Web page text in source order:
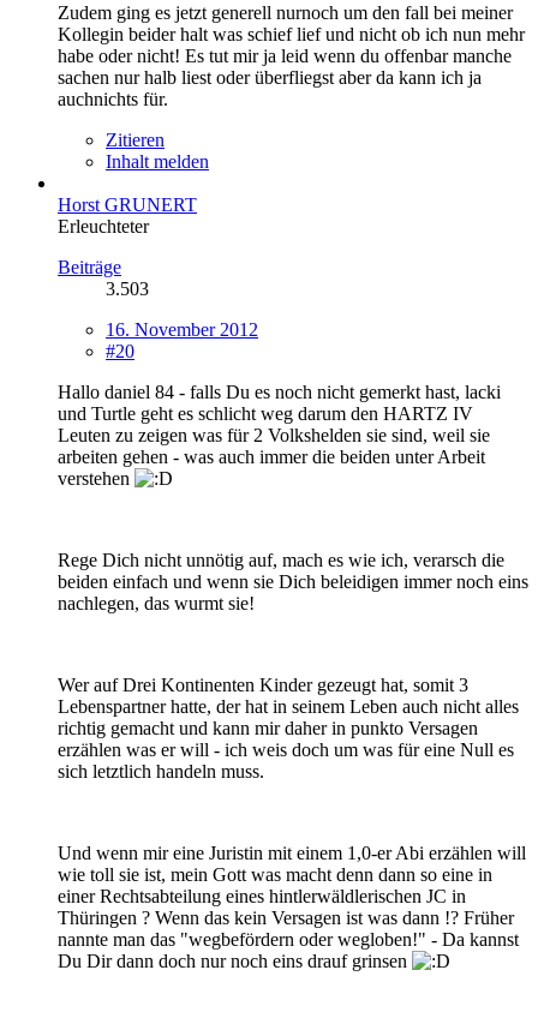
Zudem ging es jetzt generell nurnoch um den fall bei meiner
Kollegin beider halt was schief lief und nicht ob ich nun mehr
habe oder nicht! Es tut mir ja leid wenn du offenbar manche
sachen nur halb liest oder überfliegst aber da kann ich ja
auchnichts für.
Zitieren
Inhalt melden
Horst GRUNERT
Erleuchteter
Beiträge
3.503
16. November 2012
#20
Hallo daniel 84 - falls Du es noch nicht gemerkt hast, lacki
und Turtle geht es schlicht weg darum den HARTZ IV
Leuten zu zeigen was für 2 Volkshelden sie sind, weil sie
arbeiten gehen - was auch immer die beiden unter Arbeit
verstehen
Rege Dich nicht unnötig auf, mach es wie ich, verarsch die
beiden einfach und wenn sie Dich beleidigen immer noch eins
nachlegen, das wurmt sie!
Wer auf Drei Kontinenten Kinder gezeugt hat, somit 3
Lebenspartner hatte, der hat in seinem Leben auch nicht alles
richtig gemacht und kann mir daher in punkto Versagen
erzählen was er will - ich weis doch um was für eine Null es
sich letztlich handeln muss.
Und wenn mir eine Juristin mit einem 1,0-er Abi erzählen will
wie toll sie ist, mein Gott was macht denn dann so eine in
einer Rechtsabteilung eines hintlerwäldlerischen JC in
Thüringen ? Wenn das kein Versagen ist was dann !? Früher
nannte man das "wegbefördern oder wegloben!" - Da kannst
Du Dir dann doch nur noch eins drauf grinsen